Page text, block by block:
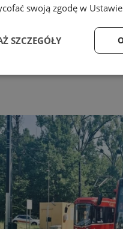
swoją zgodę w
SZCZEGÓŁY
Wydajność
Niezbędne Wydajność
pliki cookie umożliwiają
kontem. Bez niezbędnych plików
Provider
Domena